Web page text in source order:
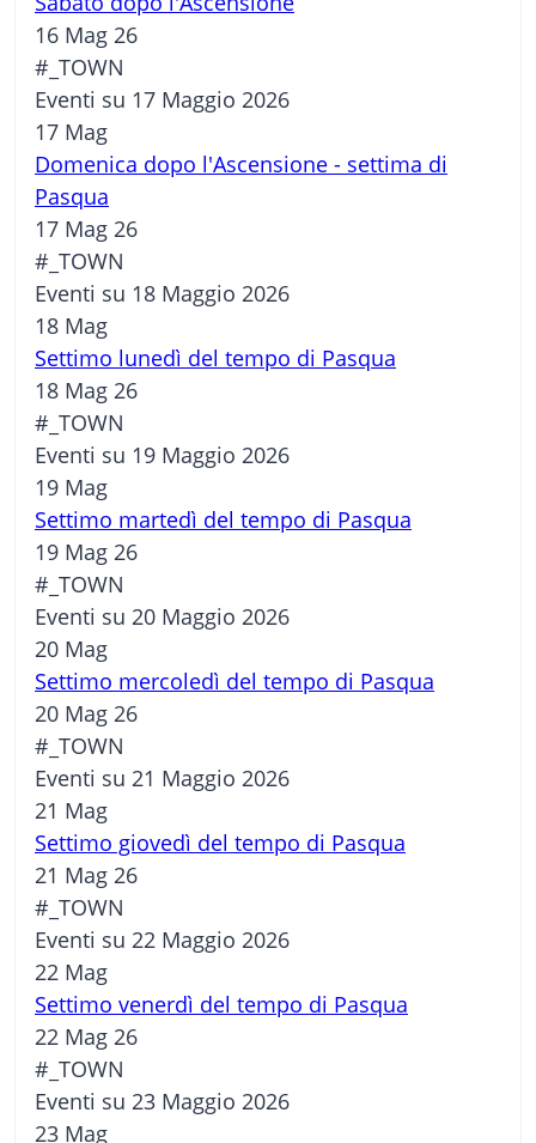
16 Mag 26
#_TOWN
Eventi su 17 Maggio 2026
17 Mag
Domenica dopo l'Ascensione - settima di
Pasqua
17 Mag 26
#_TOWN
Eventi su 18 Maggio 2026
18 Mag
Settimo lunedì del tempo di Pasqua
18 Mag 26
#_TOWN
Eventi su 19 Maggio 2026
19 Mag
Settimo martedì del tempo di Pasqua
19 Mag 26
#_TOWN
Eventi su 20 Maggio 2026
20 Mag
Settimo mercoledì del tempo di Pasqua
20 Mag 26
#_TOWN
Eventi su 21 Maggio 2026
21 Mag
Settimo giovedì del tempo di Pasqua
21 Mag 26
#_TOWN
Eventi su 22 Maggio 2026
22 Mag
Settimo venerdì del tempo di Pasqua
22 Mag 26
#_TOWN
Eventi su 23 Maggio 2026
23 Mag